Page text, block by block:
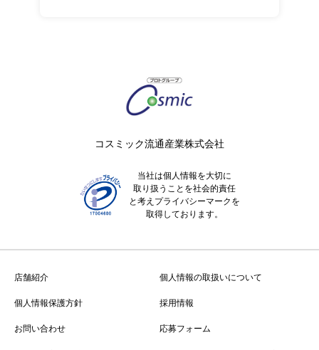
コスミック流通産業株式会社
当社は個人情報を大切に
取り扱うことを社会的責任
と考えプライバシーマークを
取得しております。
店舗紹介 個人情報の取扱いについて
個人情報保護方針 採用情報
お問い合わせ 応募フォーム